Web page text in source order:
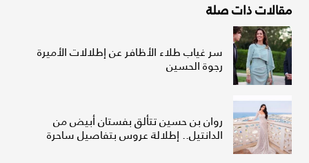
مقالات ذات صلة
سر غياب طلاء الأظافر عن إطلالات الأميرة
رجوة الحسين
روان بن حسين تتألق بفستان أبيض من
الدانتيل.. إطلالة عروس بتفاصيل ساحرة